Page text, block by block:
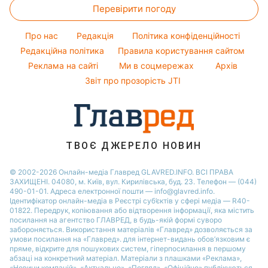
Віталій Козловський
Гарний манікюр
Модні помилки
Новини моди
Поради від Андре Тана
Новини Полтави
Новини Сум
Новини Черкаси
Новини Львова
Новини Рівного
Новини Дніпра
Новини Запоріжжя
Новини Тернополя
Новини Одеси
Перевірити погоду
Про нас Редакція
Політика конфіденційності
Редакційна політика
Правила користування сайтом
Реклама на сайті
Ми в соцмережах
Архів
Звіт про прозорість JTI
ТВОЄ ДЖЕРЕЛО НОВИН
© 2002-2026 Онлайн-медіа Главред GLAVRED.INFO. ВСІ ПРАВА
ЗАХИЩЕНІ. 04080, м. Київ, вул. Кирилівська, буд. 23. Телефон — (044)
490-01-01. Адреса електронної пошти — info@glavred.info.
Ідентифікатор онлайн-медіа в Реєстрі суб’єктів у сфері медіа — R40-
01822. Передрук, копіювання або відтворення інформації, яка містить
посилання на агентство ГЛАВРЕД, в будь-якій формi суворо
забороняється. Використання матеріалів «Главред» дозволяється за
умови посилання на «Главред». для інтернет-видань обов’язковим є
пряме, відкрите для пошукових систем, гіперпосилання в першому
абзаці на конкретний матеріал. Матеріали з плашками «Реклама»,